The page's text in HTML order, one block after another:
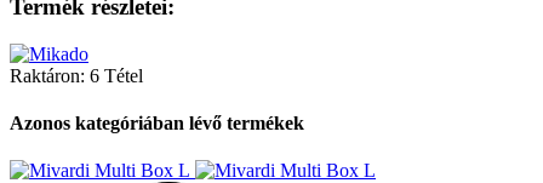
Termék részletei:
Raktáron: 6 Tétel
Azonos kategóriában lévő termékek